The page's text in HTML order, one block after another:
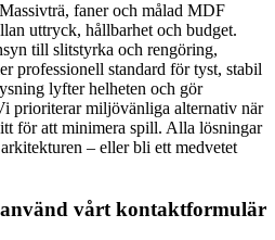
faner och målad MDF
uttryck, hållbarhet och budget.
till slitstyrka och rengöring,
professionell standard för tyst, stabil
lyfter helheten och gör
prioriterar miljövänliga alternativ när
för att minimera spill. Alla lösningar
– eller bli ett medvetet
vårt kontaktformulär